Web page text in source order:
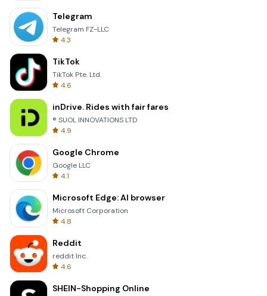
Telegram
Telegram FZ-LLC
4.3
TikTok
TikTok Pte. Ltd.
4.6
inDrive. Rides with fair fares
® SUOL INNOVATIONS LTD
4.9
Google Chrome
Google LLC
4.1
Microsoft Edge: AI browser
Microsoft Corporation
4.8
Reddit
reddit Inc.
4.6
SHEIN-Shopping Online